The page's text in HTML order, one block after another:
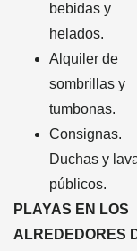
bebidas y
helados.
Alquiler de
sombrillas y
tumbonas.
Consignas.
Duchas y
públicos.
PLAYAS EN LOS
ALREDEDORES